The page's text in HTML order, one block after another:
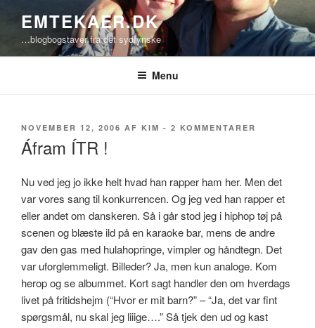
indhold
EMTEKAER.DK
…blogbogstaver fra det sydfynske
Menu
UDGIVET
DEN
NOVEMBER 12, 2006 AF KIM - 2 KOMMENTARER
Áfram ÍTR !
Nu ved jeg jo ikke helt hvad han rapper ham her. Men det
var vores sang til konkurrencen. Og jeg ved han rapper et
eller andet om danskeren. Så i går stod jeg i hiphop tøj på
scenen og blæste ild på en karaoke bar, mens de andre
gav den gas med hulahopringe, vimpler og håndtegn. Det
var uforglemmeligt. Billeder? Ja, men kun analoge. Kom
herop og se albummet. Kort sagt handler den om hverdags
livet på fritidshejm (“Hvor er mit barn?” – “Ja, det var fint
spørgsmål, nu skal jeg liiige….” Så tjek den ud og kast